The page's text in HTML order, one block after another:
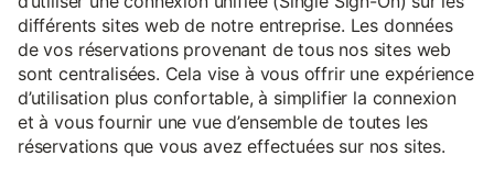
différents sites web de notre entreprise. Les données
de vos réservations provenant de tous nos sites web
sont centralisées. Cela vise à vous offrir une expérience
d’utilisation plus confortable, à simplifier la connexion
et à vous fournir une vue d’ensemble de toutes les
réservations que vous avez effectuées sur nos sites.